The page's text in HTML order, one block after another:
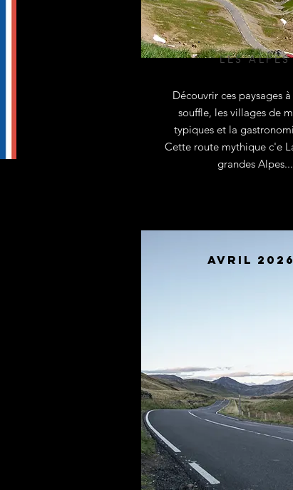
LES ALPES
Meilleures
Découvrir ces paysages
souffle, les villages de
typiques et la
Cette route mythique c'e
grandes Alpes...
Avril 2026